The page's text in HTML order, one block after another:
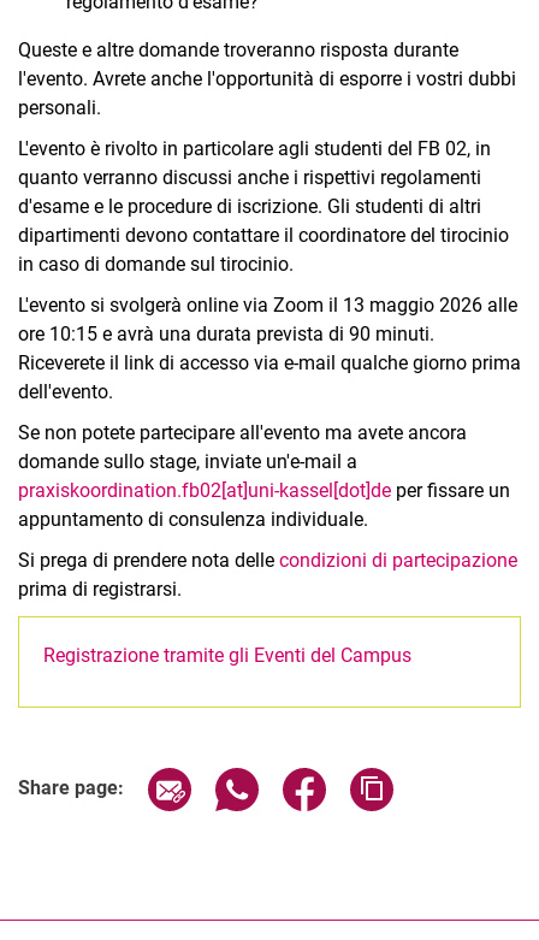
Queste e altre domande troveranno risposta durante
l'evento. Avrete anche l'opportunità di esporre i vostri dubbi
personali.
L'evento è rivolto in particolare agli studenti del FB 02, in
quanto verranno discussi anche i rispettivi regolamenti
d'esame e le procedure di iscrizione. Gli studenti di altri
dipartimenti devono contattare il coordinatore del tirocinio
in caso di domande sul tirocinio.
L'evento si svolgerà online via Zoom il 13 maggio 2026 alle
ore 10:15 e avrà una durata prevista di 90 minuti.
Riceverete il link di accesso via e-mail qualche giorno prima
dell'evento.
Se non potete partecipare all'evento ma avete ancora
domande sullo stage, inviate un'e-mail a
praxiskoordination.fb02[at]uni-kassel[dot]de per fissare un
appuntamento di consulenza individuale.
Si prega di prendere nota delle condizioni di partecipazione
prima di registrarsi.
Registrazione tramite gli Eventi del Campus
Share page: Share page via email
Share page via WhatsApp
Share page via